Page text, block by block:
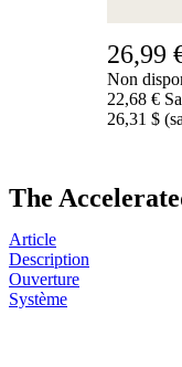
26,99
Non
22,68 €
26,31 $
The
Article
Description
Ouverture
Système